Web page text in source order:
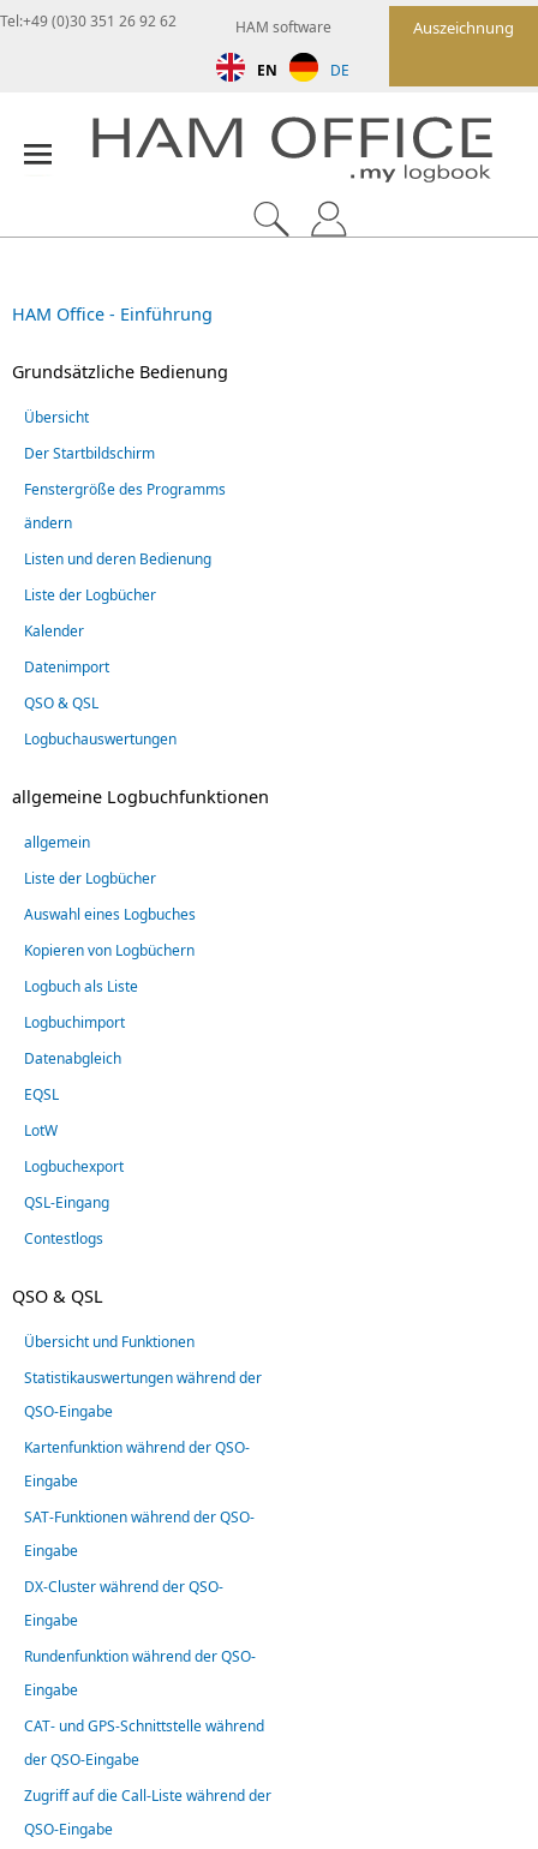
Auszeichnung
HAM software
EN DE
Tel:+49 (0)30 351 26 92 62
HAM Office - Einführung
Grundsätzliche Bedienung
Übersicht
Der Startbildschirm
Fenstergröße des Programms
ändern
Listen und deren Bedienung
Liste der Logbücher
Kalender
Datenimport
QSO & QSL
Logbuchauswertungen
allgemeine Logbuchfunktionen
allgemein
Liste der Logbücher
Auswahl eines Logbuches
Kopieren von Logbüchern
Logbuch als Liste
Logbuchimport
Datenabgleich
EQSL
LotW
Logbuchexport
QSL-Eingang
Contestlogs
QSO & QSL
Übersicht und Funktionen
Statistikauswertungen während der
QSO-Eingabe
Kartenfunktion während der QSO-
Eingabe
SAT-Funktionen während der QSO-
Eingabe
DX-Cluster während der QSO-
Eingabe
Rundenfunktion während der QSO-
Eingabe
CAT- und GPS-Schnittstelle während
der QSO-Eingabe
Zugriff auf die Call-Liste während der
QSO-Eingabe